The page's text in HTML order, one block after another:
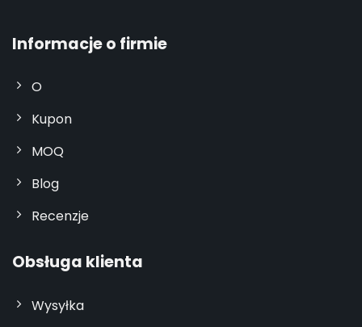
Informacje o firmie
O
Kupon
MOQ
Blog
Recenzje
Obsługa klienta
Wysyłka